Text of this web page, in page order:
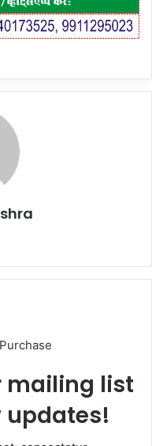
mailing list
updates!